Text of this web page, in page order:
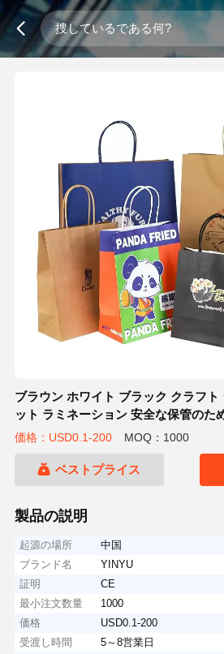
ブラウン ホワイト ブラック クラフ
ット ラミネーション 安全な保管のた
価格：USD0.1-200 MOQ：1000
ベストプライス
製品の説明
起源の場所
中国
ブランド名
YINYU
証明
CE
最小注文数量
1000
価格
USD0.1-200
受渡し時間
5～8営業日